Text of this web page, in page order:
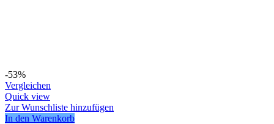
-53%
Vergleichen
Quick view
Zur Wunschliste hinzufügen
In den Warenkorb